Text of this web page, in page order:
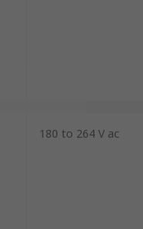
180 to 264 V ac